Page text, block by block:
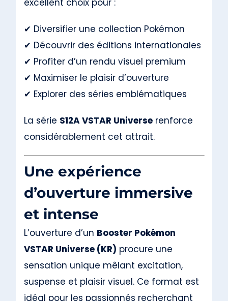
excellent choix pour :
✔ Diversifier une collection Pokémon
✔ Découvrir des éditions internationales
✔ Profiter d’un rendu visuel premium
✔ Maximiser le plaisir d’ouverture
✔ Explorer des séries emblématiques
La série S12A VSTAR Universerenforce
considérablement cet attrait.
Une expérience
d’ouverture immersive
et intense
L’ouverture d’un Booster Pokémon
VSTAR Universe (KR) procure une
sensation unique mêlant excitation,
suspense et plaisir visuel. Ce format est
idéal pour les passionnés recherchant